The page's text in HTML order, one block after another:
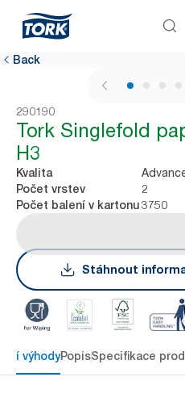
Back
1 / 6
290190
Tork Singlefold
H3
Kvalita
Počet vrstev 2
Počet balení v kartonu3750
Stáhnout
výhodyPopisSpecifikace